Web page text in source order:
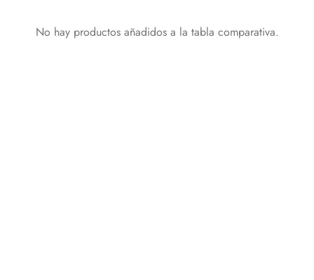
No hay productos añadidos a la tabla comparativa.